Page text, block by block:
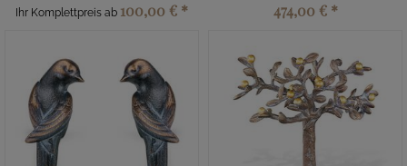
Ihr Komplettpreis ab 100,00 € * 474,00 € *